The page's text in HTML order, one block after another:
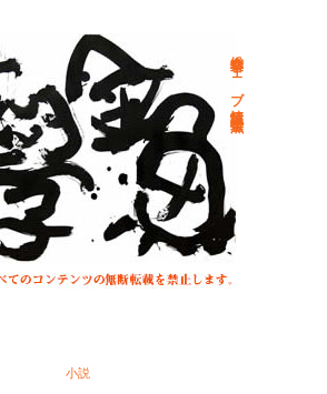
総合文学ウェブ情報誌 文学金魚
小説